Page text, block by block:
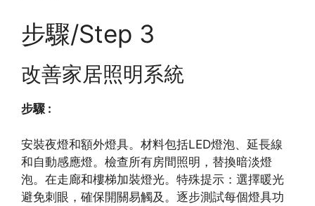
步驟/Step 3
改善家居照明系統
步驟 :
安裝夜燈和額外燈具。材料包括LED燈泡、延長線
和自動感應燈。檢查所有房間照明，替換暗淡燈
泡。在走廊和樓梯加裝燈光。特殊提示：選擇暖光
避免刺眼，確保開關易觸及。逐步測試每個燈具功